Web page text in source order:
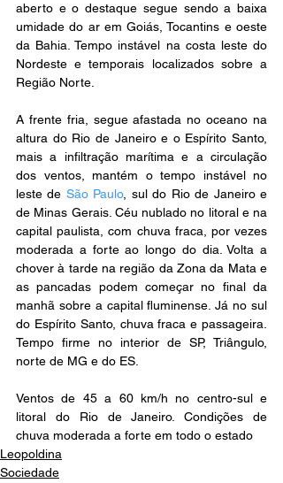
aberto e o destaque segue sendo a baixa
umidade do ar em Goiás, Tocantins e oeste
da Bahia. Tempo instável na costa leste do
Nordeste e temporais localizados sobre a
Região Norte.
A frente fria, segue afastada no oceano na
altura do Rio de Janeiro e o Espírito Santo,
mais a infiltração marítima e a circulação
dos ventos, mantém o tempo instável no
leste de São Paulo, sul do Rio de Janeiro e
de Minas Gerais. Céu nublado no litoral e na
capital paulista, com chuva fraca, por vezes
moderada a forte ao longo do dia. Volta a
chover à tarde na região da Zona da Mata e
as pancadas podem começar no final da
manhã sobre a capital fluminense. Já no sul
do Espírito Santo, chuva fraca e passageira.
Tempo firme no interior de SP, Triângulo,
norte de MG e do ES.
Ventos de 45 a 60 km/h no centro-sul e
litoral do Rio de Janeiro. Condições de
chuva moderada a forte em todo o estado
Leopoldina
Sociedade